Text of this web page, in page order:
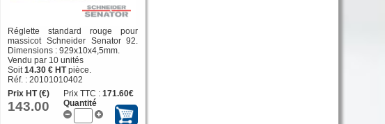
Réglette standard rouge pour
massicot Schneider Senator 92.
Dimensions : 929x10x4,5mm.
Vendu par 10 unités
Soit14.30 € HTpièce.
Réf. : 20101010402
Prix HT (€)
143.00
Prix TTC :171.60€
Quantité